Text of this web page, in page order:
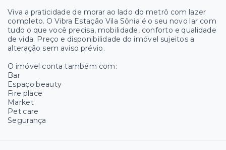
Viva a praticidade de morar ao lado do metrô com lazer
completo. O Vibra Estação Vila Sônia é o seu novo lar com
tudo o que você precisa, mobilidade, conforto e qualidade
de vida. Preço e disponibilidade do imóvel sujeitos a
alteração sem aviso prévio.
O imóvel conta também com:
Bar
Espaço beauty
Fire place
Market
Pet care
Segurança